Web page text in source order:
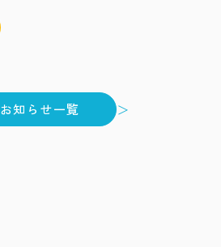
お知らせ一覧 ＞